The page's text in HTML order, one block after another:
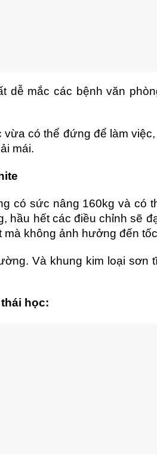
dễ mắc các bệnh văn
có thể đứng để làm
mái.
có sức nâng 160kg và có
hết các điều chỉnh sẽ
không ảnh hưởng đến
Và khung kim loại sơn
học: